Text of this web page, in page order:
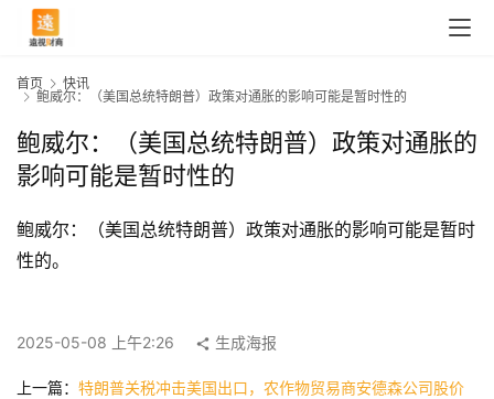
首页
快讯
鲍威尔：（美国总统特朗普）政策对通胀的影响可能是暂时性的
鲍威尔：（美国总统特朗普）政策对通胀的
影响可能是暂时性的
鲍威尔：（美国总统特朗普）政策对通胀的影响可能是暂时
性的。
2025-05-08 上午2:26 生成海报
上一篇： 特朗普关税冲击美国出口，农作物贸易商安德森公司股价